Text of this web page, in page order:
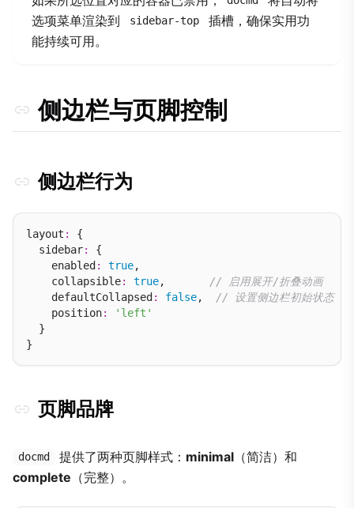
选项菜单渲染到
sidebar-top
插槽，确保实用功
能持续可用。
侧边栏与页脚控制
侧边栏行为
layout :
{
  sidebar
:
{
    enabled
: true,
    collapsible
: true,
// 启用展开/折叠动画
    defaultCollapsed
: false,
// 设置侧边栏初始状态
    position
:
'left'
  }
页脚品牌
docmd 提供了两种页脚样式： minimal （简洁）和
complete （完整）。